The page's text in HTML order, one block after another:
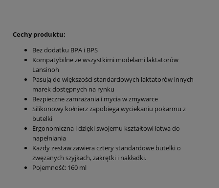
Cechy produktu:
Bez dodatku BPA i BPS
Kompatybilne ze wszystkimi modelami laktatorów
Lansinoh
Pasują do większości standardowych laktatorów innych
marek dostępnych na rynku
Bezpieczne zamrażania i mycia w zmywarce
Silikonowy kołnierz zapobiega wyciekaniu pokarmu z
butelki
Ergonomiczna i dzięki swojemu kształtowi łatwa do
napełniania
Każdy zestaw zawiera cztery standardowe butelki o
zwężanych szyjkach, zakrętki i nakładki.
Pojemność: 160 ml